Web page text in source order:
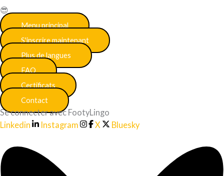
😎
Menu principal
S'inscrire maintenant
Plus de langues
FAQ
Certificats
Contact
Se connecter avec FootyLingo
Linkedin
Instagram X Bluesky